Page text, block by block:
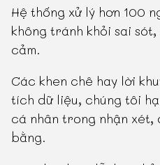
Hệ thống xử lý hơn 100
không tránh khỏi sai
cảm.
Các khen chê hay lời
tích dữ liệu, chúng tôi
cá nhân trong nhận xét,
bằng.